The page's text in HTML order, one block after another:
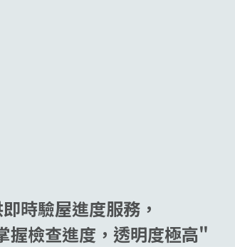
時驗屋進度服務，
握檢查進度，透明度極高"